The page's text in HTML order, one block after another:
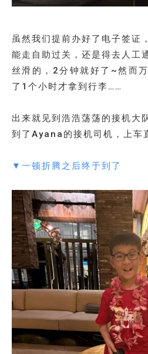
虽然我们提前办好了电子签证
能走自助过关，还是得去人工
丝滑的，2分钟就好了~然而
了1个小时才拿到行李……
出来就见到浩浩荡荡的接机大
到了Ayana的接机司机，上车
▼一顿折腾之后终于到了